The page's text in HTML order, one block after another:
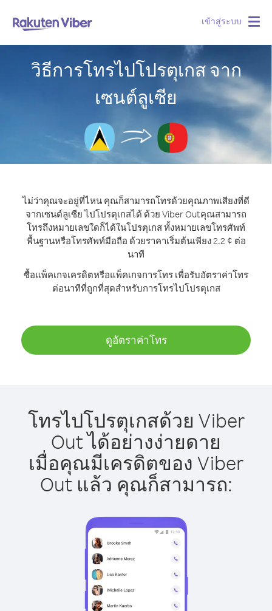
เข้าสู่ระบบ
วิธีการโทรไปโปรตุเกส จาก
เซนต์ลูเซีย
ไม่ว่าคุณจะอยู่ที่ไหน คุณก็สามารถโทรด้วยคุณภาพเสียงที่ดี
จากเซนต์ลูเซีย ไปโปรตุเกสได้ ด้วย Viber Outคุณสามารถ
โทรถึงหมายเลขใดก็ได้ในโปรตุเกส ทั้งหมายเลขโทรศัพท์
พื้นฐานหรือโทรศัพท์มือถือ ด้วยราคาเริ่มต้นเพียง 2.2 ¢ ต่อ
นาที
ซื้อแพ็คเกจเครดิตหรือแพ็คเกจการโทร เพื่อรับอัตราค่าโทร
ต่อนาทีที่ถูกที่สุดสำหรับการโทรไปโปรตุเกส
ดูอัตราค่าโทร
โทรไปโปรตุเกสด้วย Viber
Out ได้อย่างง่ายดาย
เมื่อคุณมีเครดิตของ Viber
Out แล้ว คุณก็สามารถ: